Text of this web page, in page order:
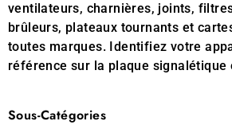
ventilateurs, charnières, joints,
brûleurs, plateaux tournants et
toutes marques. Identifiez votre
référence sur la plaque signalétique
Sous-Catégories